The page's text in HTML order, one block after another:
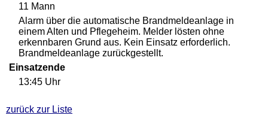
11 Mann
Alarm über die automatische Brandmeldeanlage in
einem Alten und Pflegeheim. Melder lösten ohne
erkennbaren Grund aus. Kein Einsatz erforderlich.
Brandmeldeanlage zurückgestellt.
Einsatzende
13:45 Uhr
zurück zur Liste